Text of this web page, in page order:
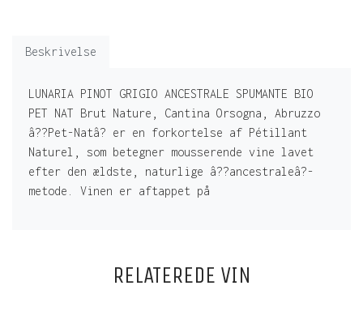
Beskrivelse
LUNARIA PINOT GRIGIO ANCESTRALE SPUMANTE BIO
PET NAT Brut Nature, Cantina Orsogna, Abruzzo
â??Pet-Natâ? er en forkortelse af Pétillant
Naturel, som betegner mousserende vine lavet
efter den ældste, naturlige â??ancestraleâ?-
metode. Vinen er aftappet på
RELATEREDE VIN